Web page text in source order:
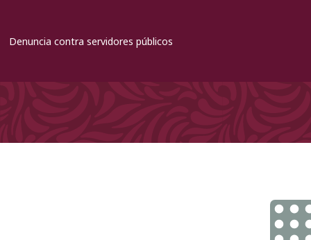
Denuncia contra servidores públicos